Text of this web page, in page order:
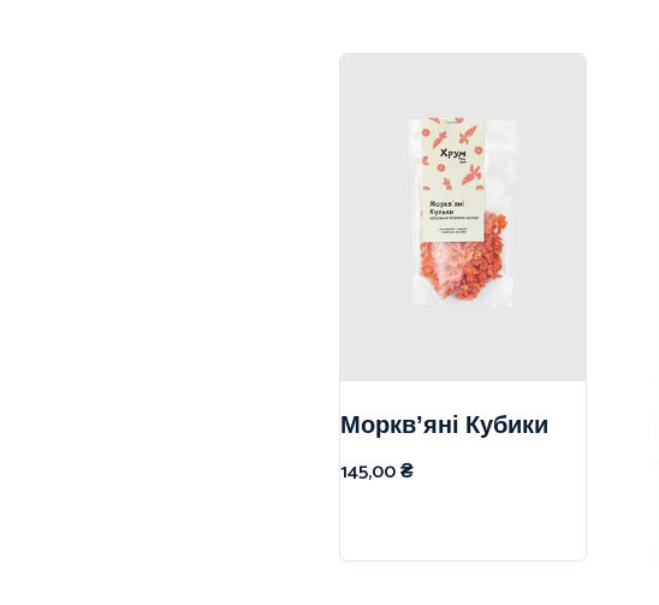
Морквʼяні Кубики
145,00₴